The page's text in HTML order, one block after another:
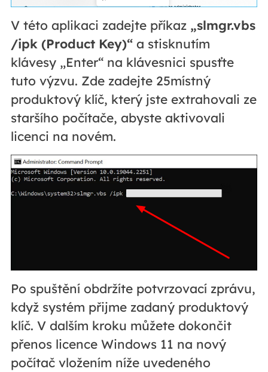
V této aplikaci zadejte příkaz „slmgr.vbs
/ipk (Product Key)“a stisknutím
klávesy „Enter“ na klávesnici spusťte
tuto výzvu. Zde zadejte 25místný
produktový klíč, který jste extrahovali ze
staršího počítače, abyste aktivovali
licenci na novém.
Po spuštění obdržíte potvrzovací zprávu,
když systém přijme zadaný produktový
klíč. V dalším kroku můžete dokončit
přenos licence Windows 11 na nový
počítač vložením níže uvedeného